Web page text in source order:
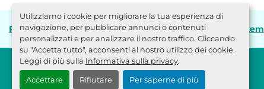
Utilizziamo i cookie per migliorare la tua esperienza di
navigazione, per pubblicare annunci o contenuti
personalizzati e per analizzare il nostro traffico. Cliccando
su "Accetta tutto", acconsenti al nostro utilizzo dei cookie.
Leggi di più sulla Informativa sulla privacy.
Accettare Rifiutare Per saperne di più
Personalizza le preferenze sui Cookies Machinio System